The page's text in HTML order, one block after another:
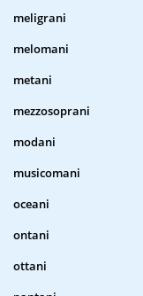
meligrani
melomani
metani
mezzosoprani
modani
musicomani
oceani
ontani
ottani